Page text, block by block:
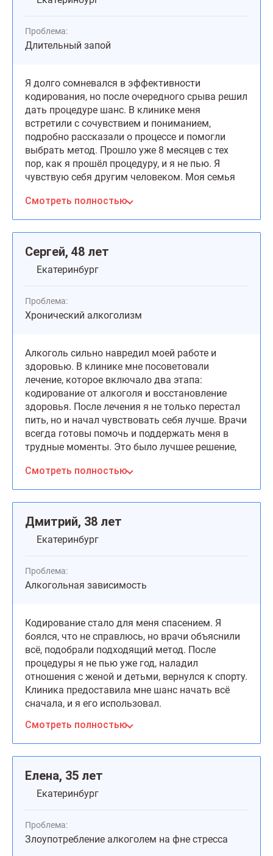
Проблема:
Длительный запой
Я долго сомневался в эффективности
кодирования, но после очередного срыва решил
дать процедуре шанс. В клинике меня
встретили с сочувствием и пониманием,
подробно рассказали о процессе и помогли
выбрать метод. Прошло уже 8 месяцев с тех
пор, как я прошёл процедуру, и я не пью. Я
чувствую себя другим человеком. Моя семья
жизни
Смотреть полностью
Сергей, 48 лет
Екатеринбург
Проблема:
Хронический алкоголизм
Алкоголь сильно навредил моей работе и
здоровью. В клинике мне посоветовали
лечение, которое включало два этапа:
кодирование от алкоголя и восстановление
здоровья. После лечения я не только перестал
пить, но и начал чувствовать себя лучше. Врачи
всегда готовы помочь и поддержать меня в
трудные моменты. Это было лучшее решение,
Смотреть полностью
Дмитрий, 38 лет
Екатеринбург
Проблема:
Алкогольная зависимость
Кодирование стало для меня спасением. Я
боялся, что не справлюсь, но врачи объяснили
всё, подобрали подходящий метод. После
процедуры я не пью уже год, наладил
отношения с женой и детьми, вернулся к спорту.
Клиника предоставила мне шанс начать всё
сначала, и я его использовал.
Смотреть полностью
Елена, 35 лет
Екатеринбург
Проблема:
Злоупотребление алкоголем на фне стресса